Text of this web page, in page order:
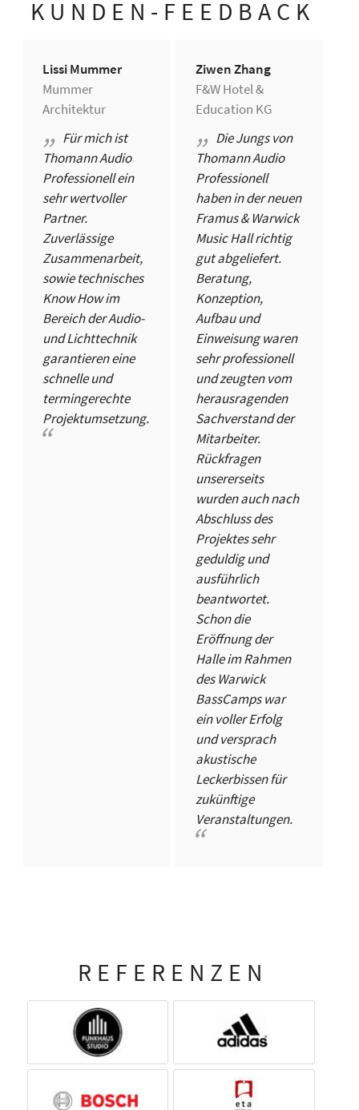
KUNDEN-FEEDBACK
Lissi Mummer
Mummer
Architektur
Für mich ist
Thomann Audio
Professionell ein
sehr wertvoller
Partner.
Zuverlässige
Zusammenarbeit,
sowie technisches
Know How im
Bereich der Audio-
und Lichttechnik
garantieren eine
schnelle und
termingerechte
Projektumsetzung.
Ziwen Zhang
F&W Hotel &
Education KG
Die Jungs von
Thomann Audio
Professionell
haben in der neuen
Framus & Warwick
Music Hall richtig
gut abgeliefert.
Beratung,
Konzeption,
Aufbau und
Einweisung waren
sehr professionell
und zeugten vom
herausragenden
Sachverstand der
Mitarbeiter.
Rückfragen
unsererseits
wurden auch nach
Abschluss des
Projektes sehr
geduldig und
ausführlich
beantwortet.
Schon die
Eröffnung der
Halle im Rahmen
des Warwick
BassCamps war
ein voller Erfolg
und versprach
akustische
Leckerbissen für
zukünftige
Veranstaltungen.
REFERENZEN